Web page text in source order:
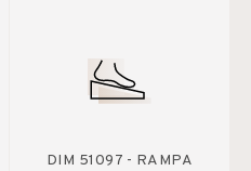
DIM 51097 - RAMPA